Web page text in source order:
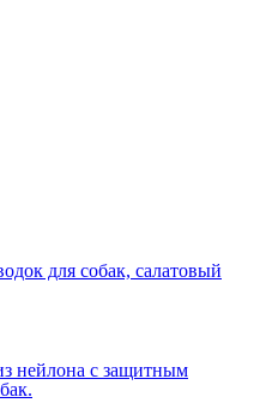
для собак, салатовый
нейлона с защитным